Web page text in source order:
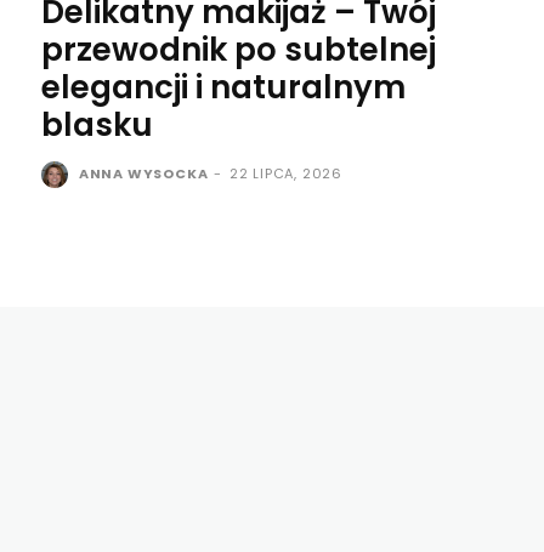
Delikatny makijaż – Twój
przewodnik po subtelnej
elegancji i naturalnym
blasku
ANNA WYSOCKA - 22 LIPCA, 2026